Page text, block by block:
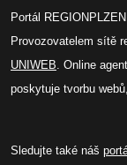
Portál
Provozovatelem sítě
UNIWEB. Online
poskytuje tvorbu
Sledujte také náš